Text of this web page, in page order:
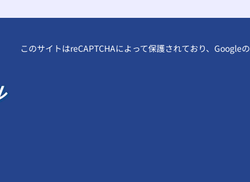
このサイトはreCAPTCHAによって保護されており、Googleの